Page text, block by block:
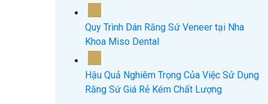
Quy Trình Dán Răng Sứ Veneer tại Nha
Khoa Miso Dental
Hậu Quả Nghiêm Trọng Của Việc Sử Dụng
Răng Sứ Giá Rẻ Kém Chất Lượng